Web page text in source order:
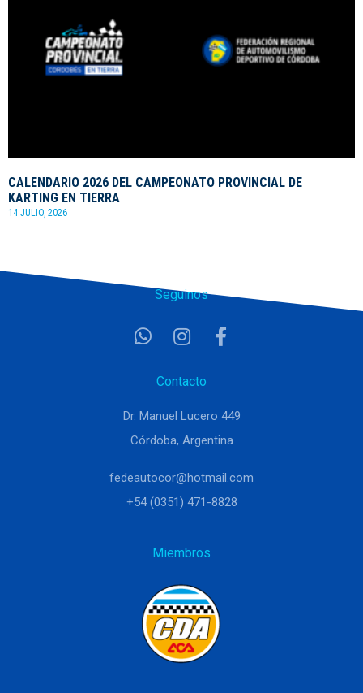
CALENDARIO 2026 DEL CAMPEONATO PROVINCIAL DE
KARTING EN TIERRA
14 JULIO, 2026
Seguinos
Contacto
Dr. Manuel Lucero 449
Córdoba, Argentina
fedeautocor@hotmail.com
+54 (0351) 471-8828
Miembros